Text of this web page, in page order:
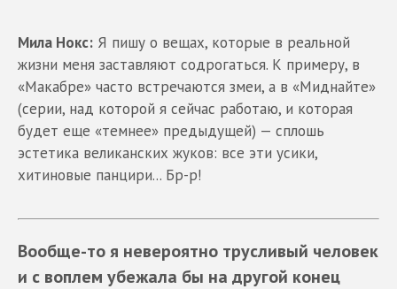
Мила Нокс: Я пишу о вещах, которые в реальной
жизни меня заставляют содрогаться. К примеру, в
«Макабре» часто встречаются змеи, а в «Миднайте»
(серии, над которой я сейчас работаю, и которая
будет еще «темнее» предыдущей) — сплошь
эстетика великанских жуков: все эти усики,
хитиновые панцири... Бр-р!
Вообще-то я невероятно трусливый человек
и с воплем убежала бы на другой конец